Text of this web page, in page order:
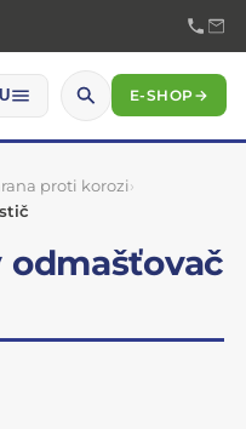
E-SHOP→
proti korozi›
odmašťovač